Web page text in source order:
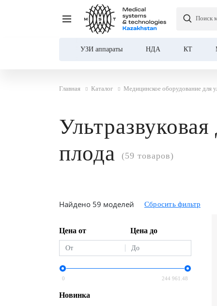
Поиск
УЗИ аппараты НДА КТ
Главная Каталог Медицинское оборудование для
плода
(59 товаров)
Найдено 59 моделей
Цена от Цена до
0 244 961.48
Новинка